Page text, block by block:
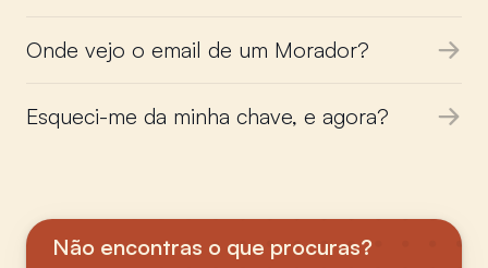
Onde vejo o email de um Morador?
Esqueci-me da minha chave, e agora?
Não encontras o que procuras?